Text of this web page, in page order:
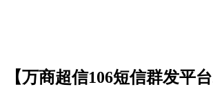
【万商超信106短信群发平